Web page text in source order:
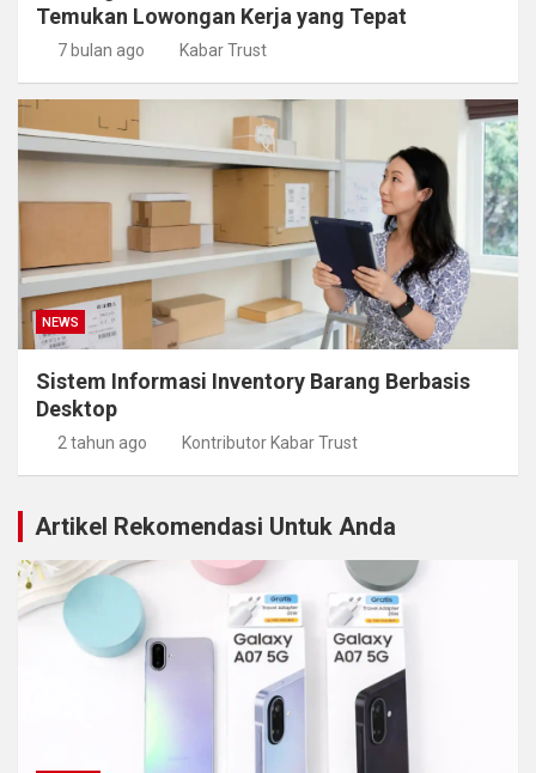
Temukan Lowongan Kerja yang Tepat
7 bulan ago Kabar Trust
NEWS
Sistem Informasi Inventory Barang Berbasis
Desktop
2 tahun ago Kontributor Kabar Trust
Artikel Rekomendasi Untuk Anda